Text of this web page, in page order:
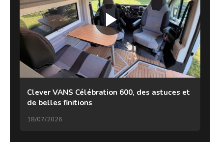
Clever VANS Célébration 600, des astuces et
de belles finitions
18/07/2026